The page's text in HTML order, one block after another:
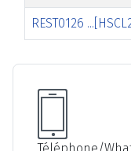
REST0126